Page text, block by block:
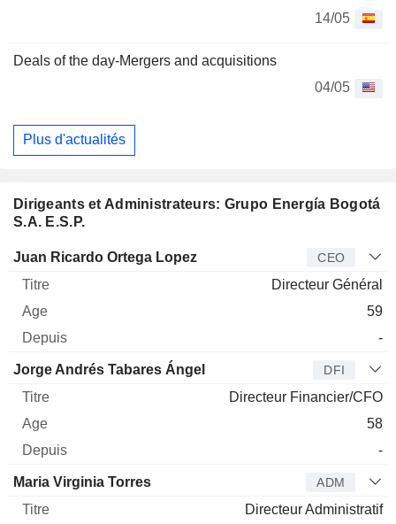
14/05
Deals of the day-Mergers and acquisitions
04/05
Plus d'actualités
Dirigeants et Administrateurs: Grupo Energía Bogotá
S.A. E.S.P.
Dirigeant Titre Age Depuis
Juan Ricardo Ortega Lopez CEO
Directeur Général
59
-
Jorge Andrés Tabares Ángel DFI
Directeur Financier/CFO
58
-
Maria Virginia Torres ADM
Directeur Administratif